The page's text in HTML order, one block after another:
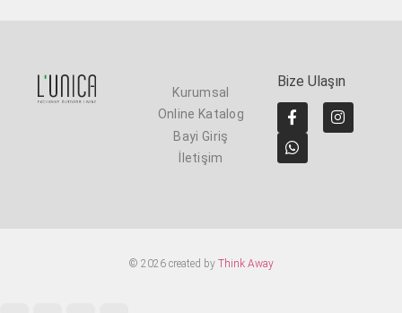
Kurumsal
Online Katalog
Bayi Giriş
İletişim
Bize Ulaşın
© 2026 created by Think Away